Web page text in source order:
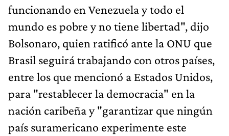
funcionando en Venezuela y todo el
mundo es pobre y no tiene libertad", dijo
Bolsonaro, quien ratificó ante la ONU que
Brasil seguirá trabajando con otros países,
entre los que mencionó a Estados Unidos,
para "restablecer la democracia" en la
nación caribeña y "garantizar que ningún
país suramericano experimente este